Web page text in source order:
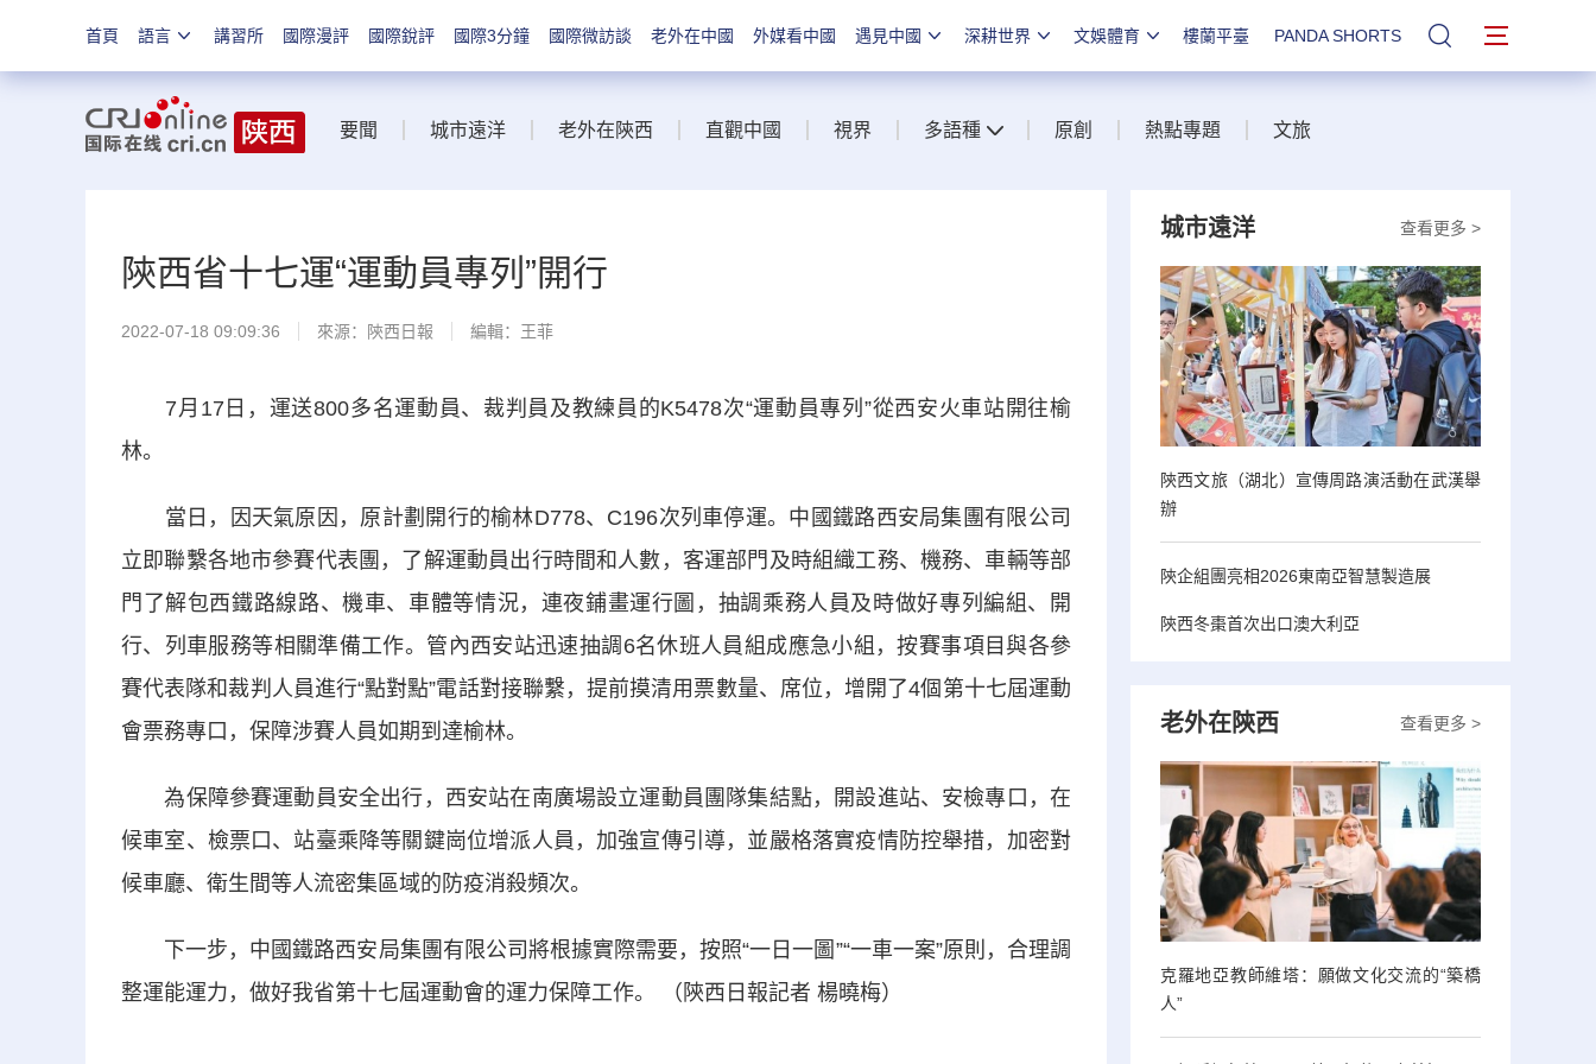
首頁 語言 講習所 國際漫評 國際銳評 國際3分鐘 國際微訪談 老外在中國 外媒看中國 遇見中國 深耕世界 文娛體育 樓蘭平臺 PANDA SHORTS 站內搜索
要聞 城市遠洋 老外在陝西 直觀中國 視界 多語種 原創 熱點專題 文旅
陝西省十七運“運動員專列”開行
2022-07-18 09:09:36 來源： 陝西日報 編輯：王菲
7月17日，運送800多名運動員、裁判員及教練員的K5478次“運動員專列”從西安火車站開往榆
林。
當日，因天氣原因，原計劃開行的榆林D778、C196次列車停運。中國鐵路西安局集團有限公司
立即聯繫各地市參賽代表團，了解運動員出行時間和人數，客運部門及時組織工務、機務、車輛等部
門了解包西鐵路線路、機車、車體等情況，連夜鋪畫運行圖，抽調乘務人員及時做好專列編組、開
行、列車服務等相關準備工作。管內西安站迅速抽調6名休班人員組成應急小組，按賽事項目與各參
賽代表隊和裁判人員進行“點對點”電話對接聯繫，提前摸清用票數量、席位，增開了4個第十七屆運動
會票務專口，保障涉賽人員如期到達榆林。
為保障參賽運動員安全出行，西安站在南廣場設立運動員團隊集結點，開設進站、安檢專口，在
候車室、檢票口、站臺乘降等關鍵崗位增派人員，加強宣傳引導，並嚴格落實疫情防控舉措，加密對
候車廳、衛生間等人流密集區域的防疫消殺頻次。
下一步，中國鐵路西安局集團有限公司將根據實際需要，按照“一日一圖”“一車一案”原則，合理調
整運能運力，做好我省第十七屆運動會的運力保障工作。 （陝西日報記者 楊曉梅）
查看更多 >
城市遠洋
陝西文旅（湖北）宣傳周路演活動在武漢舉
辦
陝企組團亮相2026東南亞智慧製造展
陝西冬棗首次出口澳大利亞
查看更多 >
老外在陝西
克羅地亞教師維塔：願做文化交流的“築橋
人”